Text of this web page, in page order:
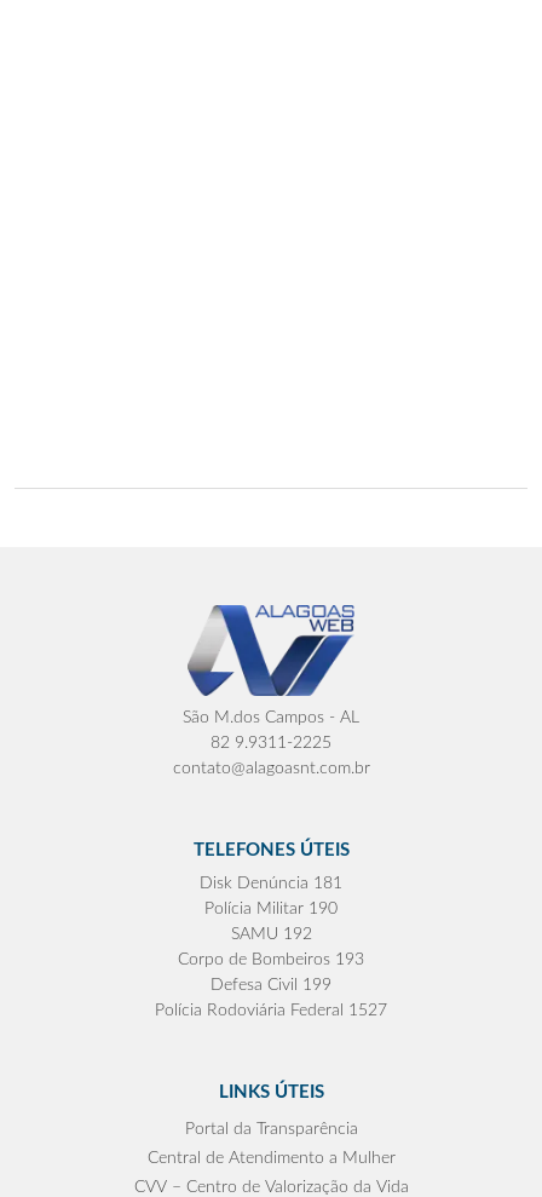
São M.dos Campos - AL
82 9.9311-2225
contato@alagoasnt.com.br
TELEFONES ÚTEIS
Disk Denúncia 181
Polícia Militar 190
SAMU 192
Corpo de Bombeiros 193
Defesa Civil 199
Polícia Rodoviária Federal 1527
LINKS ÚTEIS
Portal da Transparência
Central de Atendimento a Mulher
CVV – Centro de Valorização da Vida